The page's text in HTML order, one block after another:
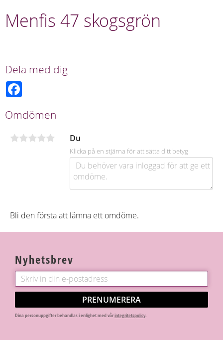
Menfis 47 skogsgrön
Dela med dig
b
o
k
Omdömen
Du
Klicka på en stjärna för att sätta ditt betyg
Bli den första att lämna ett omdöme.
Nyhetsbrev
PRENUMERERA
Dina personuppgifter behandlas i enlighet med vårintegritetspolicy.